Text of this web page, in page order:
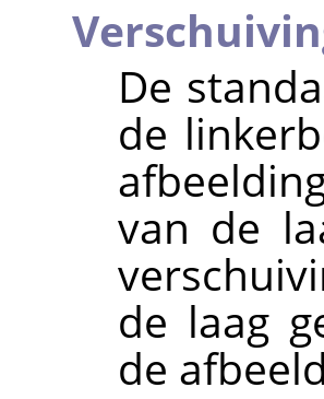
De
de
van de
de laag
de